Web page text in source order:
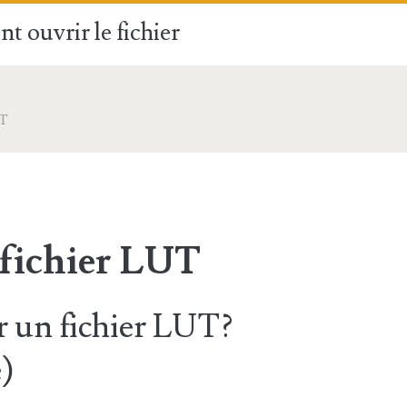
ouvrir le fichier
LUT
un fichier LUT?